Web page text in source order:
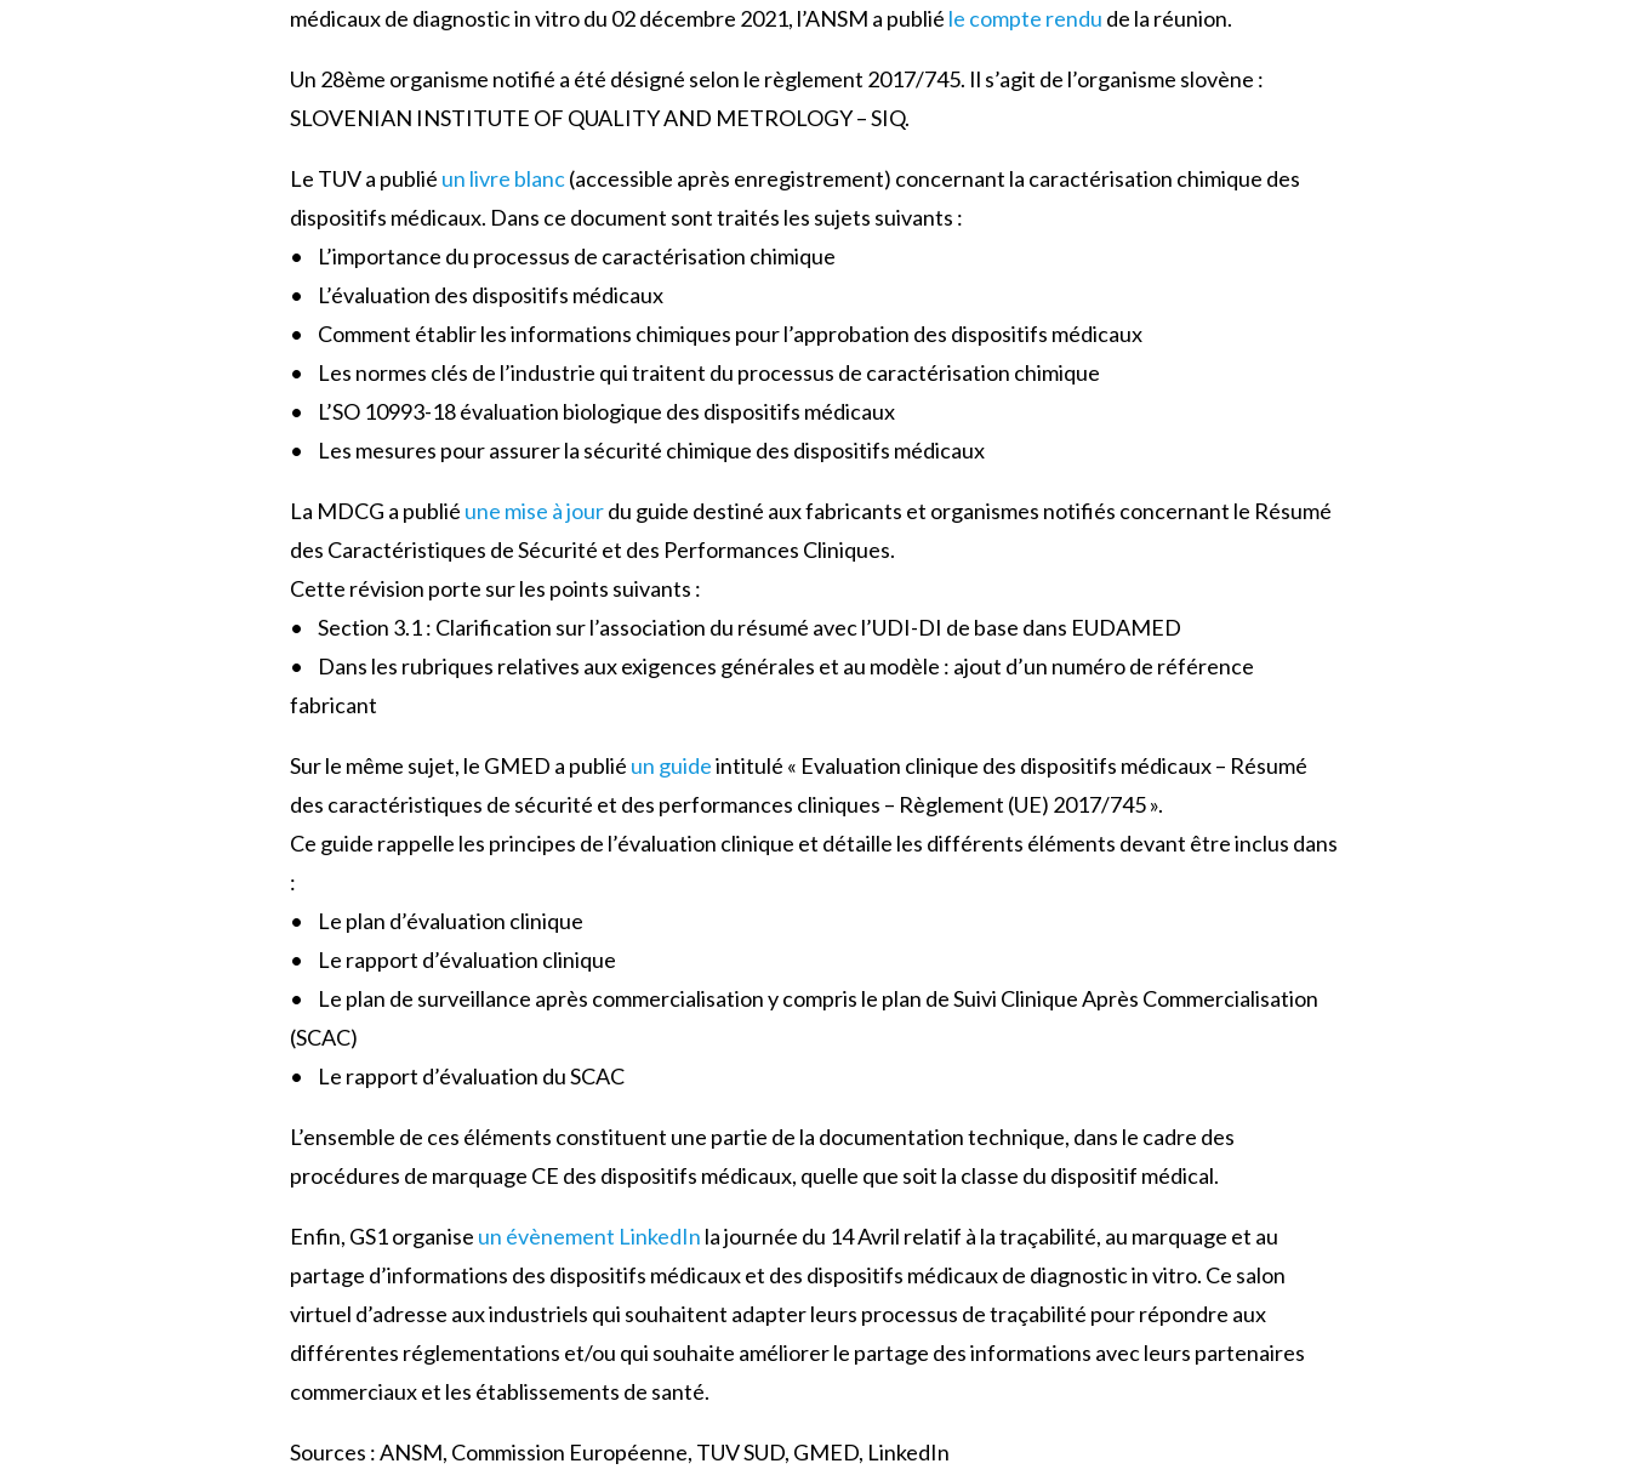
médicaux de diagnostic in vitro du 02 décembre 2021, l’ANSM a publié le compte rendu de la réunion.
Un 28ème organisme notifié a été désigné selon le règlement 2017/745. Il s’agit de l’organisme slovène :
SLOVENIAN INSTITUTE OF QUALITY AND METROLOGY – SIQ.
Le TUV a publié un livre blanc(accessible après enregistrement) concernant la caractérisation chimique des
dispositifs médicaux. Dans ce document sont traités les sujets suivants :
• L’importance du processus de caractérisation chimique
• L’évaluation des dispositifs médicaux
• Comment établir les informations chimiques pour l’approbation des dispositifs médicaux
• Les normes clés de l’industrie qui traitent du processus de caractérisation chimique
• L’SO 10993-18 évaluation biologique des dispositifs médicaux
• Les mesures pour assurer la sécurité chimique des dispositifs médicaux
La MDCG a publié une mise à jourdu guide destiné aux fabricants et organismes notifiés concernant le Résumé
des Caractéristiques de Sécurité et des Performances Cliniques.
Cette révision porte sur les points suivants :
• Section 3.1 : Clarification sur l’association du résumé avec l’UDI-DI de base dans EUDAMED
• Dans les rubriques relatives aux exigences générales et au modèle : ajout d’un numéro de référence
fabricant
Sur le même sujet, le GMED a publié un guideintitulé « Evaluation clinique des dispositifs médicaux – Résumé
des caractéristiques de sécurité et des performances cliniques – Règlement (UE) 2017/745 ».
Ce guide rappelle les principes de l’évaluation clinique et détaille les différents éléments devant être inclus dans
:
• Le plan d’évaluation clinique
• Le rapport d’évaluation clinique
• Le plan de surveillance après commercialisation y compris le plan de Suivi Clinique Après Commercialisation
(SCAC)
• Le rapport d’évaluation du SCAC
L’ensemble de ces éléments constituent une partie de la documentation technique, dans le cadre des
procédures de marquage CE des dispositifs médicaux, quelle que soit la classe du dispositif médical.
Enfin, GS1 organise un évènement LinkedIn la journée du 14 Avril relatif à la traçabilité, au marquage et au
partage d’informations des dispositifs médicaux et des dispositifs médicaux de diagnostic in vitro. Ce salon
virtuel d’adresse aux industriels qui souhaitent adapter leurs processus de traçabilité pour répondre aux
différentes réglementations et/ou qui souhaite améliorer le partage des informations avec leurs partenaires
commerciaux et les établissements de santé.
Sources : ANSM, Commission Européenne, TUV SUD, GMED, LinkedIn